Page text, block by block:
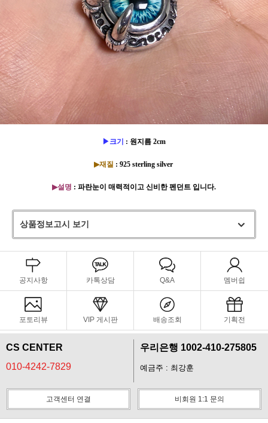
▶크기 : 원지름 2cm
▶재질 : 925 sterling silver
▶설명 : 파란눈이 매력적이고 신비한 펜던트 입니다.
상품정보고시 보기
공지사항 카톡상담 Q&A 멤버쉽
포토리뷰 VIP 게시판 배송조회 기획전
CS CENTER
010-4242-7829
우리은행 1002-410-275805
예금주 : 최강훈
고객센터 연결 비회원 1:1 문의